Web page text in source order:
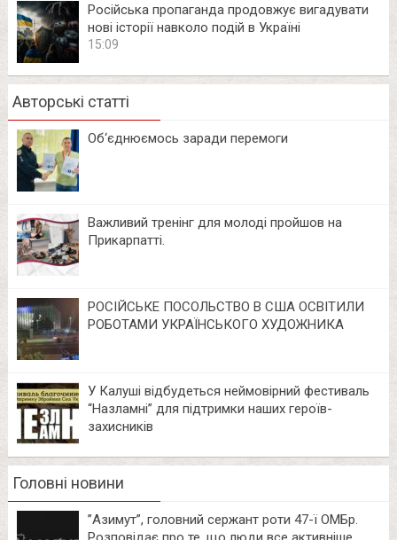
Російська пропаганда продовжує вигадувати
нові історії навколо подій в Україні
15:09
Авторські статті
Об‘єднюємось заради перемоги
Важливий тренінг для молоді пройшов на
Прикарпатті.
РОСІЙСЬКЕ ПОСОЛЬСТВО В США ОСВІТИЛИ
РОБОТАМИ УКРАЇНСЬКОГО ХУДОЖНИКА
У Калуші відбудеться неймовірний фестиваль
“Назламні” для підтримки наших героїв-
захисників
Головні новини
⁨”Азимут”, головний сержант роти 47-ї ОМБр.